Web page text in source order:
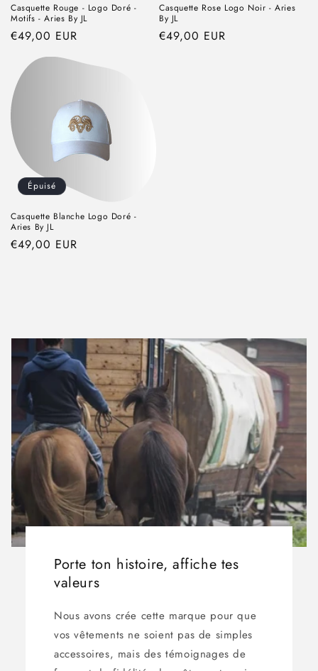
Casquette Rouge - Logo Doré -
Motifs - Aries By JL
Prix
habituel
€49,00 EUR
Casquette Rose Logo Noir - Aries
By JL
Prix
€49,00 EUR
Épuisé
Casquette Blanche Logo Doré -
Aries By JL
Prix
€49,00 EUR
Porte ton histoire, affiche tes
valeurs
Nous avons crée cette marque pour que
vos vêtements ne soient pas de simples
accessoires, mais des témoignages de